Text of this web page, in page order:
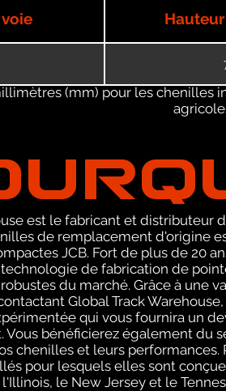
(mm) pour les chenilles
est le fabricant et distributeur
de remplacement d'origine
JCB. Fort de plus de 20
de fabrication de
du marché. Grâce à une
Global Track
qui vous fournira un
Vous bénéficierez également du
chenilles et leurs
pour lesquels elles sont
le New Jersey et le